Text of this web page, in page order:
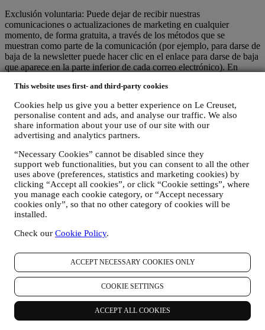
This website uses first- and third-party cookies
Cookies help us give you a better experience on Le Creuset,
personalise content and ads, and analyse our traffic. We also
share information about your use of our site with our
advertising and analytics partners.
“Necessary Cookies” cannot be disabled since they
support web functionalities, but you can consent to all the other
uses above (preferences, statistics and marketing cookies) by
clicking “Accept all cookies”, or click “Cookie settings”, where
you manage each cookie category, or “Accept necessary
cookies only”, so that no other category of cookies will be
installed.
Check our Cookie Policy.
ACCEPT NECESSARY COOKIES ONLY
COOKIE SETTINGS
ACCEPT ALL COOKIES
Exclusión voluntaria: Puede dejar de recibir nuestras
comunicaciones o actualizaciones de marketing en cualquier
momento, de forma gratuita, a través de los métodos que se
muestran como parte de la comunicación (por ejemplo, para darse de
baja de la newsletter puede hacer clic en el enlace para darse de baja
que aparece en la parte inferior de cada correo electrónico). En
actividades de marketing, envíenos un correo electrónico a
pero en algunas circunstancias puede recibir algunos mensajes más
hasta que la exclusión se procese por completo.Por favor,
recuerde que no pasamos ni vendemos sus datos de contacto y
otros datos personales a otras empresas para sus fines de
marketing.
En caso de que haya comprado uno de nuestros productos, podemos
enviar un correo electrónico solicitando la opinión sobre sus
productos. Estamos interesados en las opiniones de los productos de
nuestros clientes (si desean proporcionar dicha información) para
mejorar constantemente nuestros productos y servicios. Al final del
del producto. La opinión no es obligatoria, y usted es libre de
REORIENTACIÓN / ADAPTACIÓN DE NUESTRAS
OFERTAS Y MEJORA DE LA EXPERIENCIA DEL
CLIENTE Nos gustaría utilizar sus datos para adaptar
nuestros servicios y ofertas a sus necesidades y preferencias
para proporcionarle una experiencia de cliente personalizada
de Le Creuset. Lo haremos analizando sus hábitos o intereses,